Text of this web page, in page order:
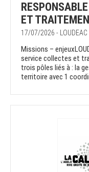
ET
17/07/2026 - LOUDEAC
Missions –
service collectes et
trois pôles liés à : la
territoire avec 1